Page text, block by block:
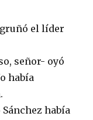
gruñó el líder
señor- oyó
había
había